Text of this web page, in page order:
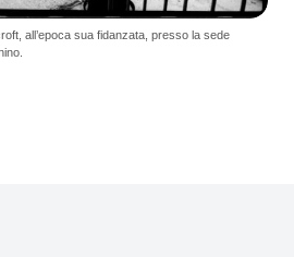
all’epoca sua fidanzata, presso la sede